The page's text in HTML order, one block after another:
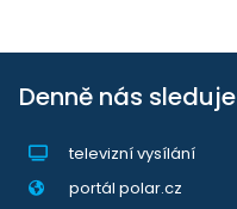
Denně nás sleduje
televizní vysílání
portál polar.cz